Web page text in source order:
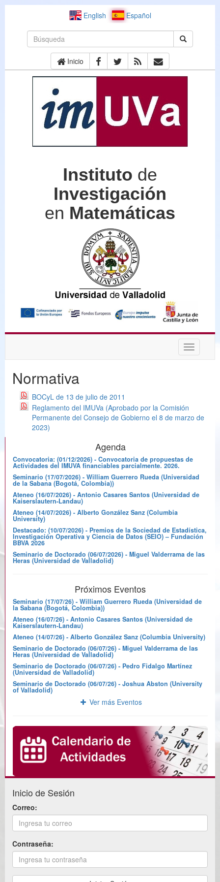
English Español
Inicio
Instituto de
Investigación
en Matemáticas
Desplegar
Normativa
BOCyL de 13 de julio de 2011
Reglamento del IMUVa (Aprobado por la Comisión
Permanente del Consejo de Gobierno el 8 de marzo de
2023)
Agenda
Convocatoria: (01/12/2026) - Convocatoria de propuestas de
Actividades del IMUVA financiables parcialmente. 2026.
Seminario (17/07/2026) - William Guerrero Rueda (Universidad
de la Sabana (Bogotá, Colombia))
Ateneo (16/07/2026) - Antonio Casares Santos (Universidad de
Kaiserslautern-Landau)
Ateneo (14/07/2026) - Alberto González Sanz (Columbia
University)
Destacado: (10/07/2026) - Premios de la Sociedad de Estadística,
Investigación Operativa y Ciencia de Datos (SEIO) – Fundación
BBVA 2026
Seminario de Doctorado (06/07/2026) - Miguel Valderrama de las
Heras (Universidad de Valladolid)
Próximos Eventos
Seminario (17/07/26) - William Guerrero Rueda (Universidad de
la Sabana (Bogotá, Colombia))
Ateneo (16/07/26) - Antonio Casares Santos (Universidad de
Kaiserslautern-Landau)
Ateneo (14/07/26) - Alberto González Sanz (Columbia University)
Seminario de Doctorado (06/07/26) - Miguel Valderrama de las
Heras (Universidad de Valladolid)
Seminario de Doctorado (06/07/26) - Pedro Fidalgo Martínez
(Universidad de Valladolid)
Seminario de Doctorado (06/07/26) - Joshua Abston (University
of Valladolid)
Ver más Eventos
Inicio de Sesión
Correo:
Contraseña: